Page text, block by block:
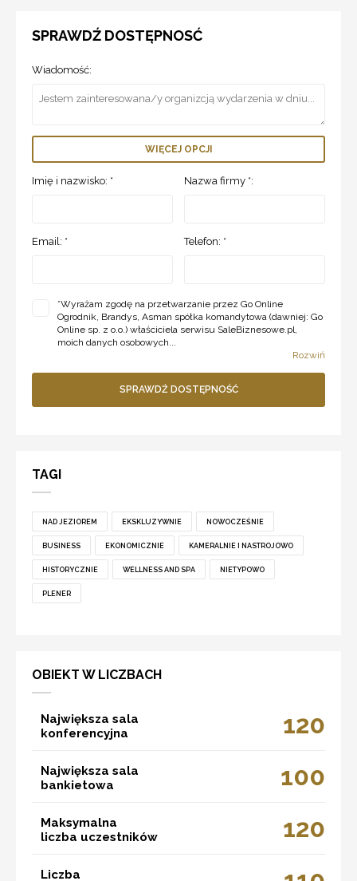
SPRAWDŹ DOSTĘPNOSĆ
Wiadomość:
WIĘCEJ OPCJI
Imię i nazwisko: * Nazwa firmy *:
Email: * Telefon: *
*Wyrażam zgodę na przetwarzanie przez Go Online
Ogrodnik, Brandys, Asman spółka komandytowa (dawniej: Go
Online sp. z o.o.) właściciela serwisu SaleBiznesowe.pl,
moich danych osobowych...
Rozwiń
SPRAWDŹ DOSTĘPNOŚĆ
TAGI
NAD JEZIOREM EKSKLUZYWNIE NOWOCZEŚNIE
BUSINESS EKONOMICZNIE KAMERALNIE I NASTROJOWO
HISTORYCZNIE WELLNESS AND SPA NIETYPOWO
PLENER
OBIEKT W LICZBACH
Największa sala
konferencyjna
120
Największa sala
bankietowa
100
Maksymalna
liczba uczestników
120
Liczba